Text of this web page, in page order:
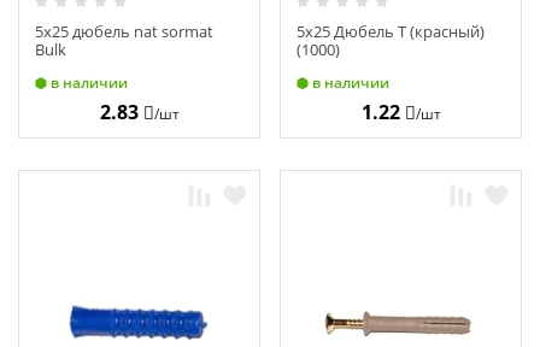
5х25 дюбель nat sоrmat
Bulk
в наличии
2.83 /шт
5х25 Дюбель Т (красный)
(1000)
в наличии
1.22 /шт